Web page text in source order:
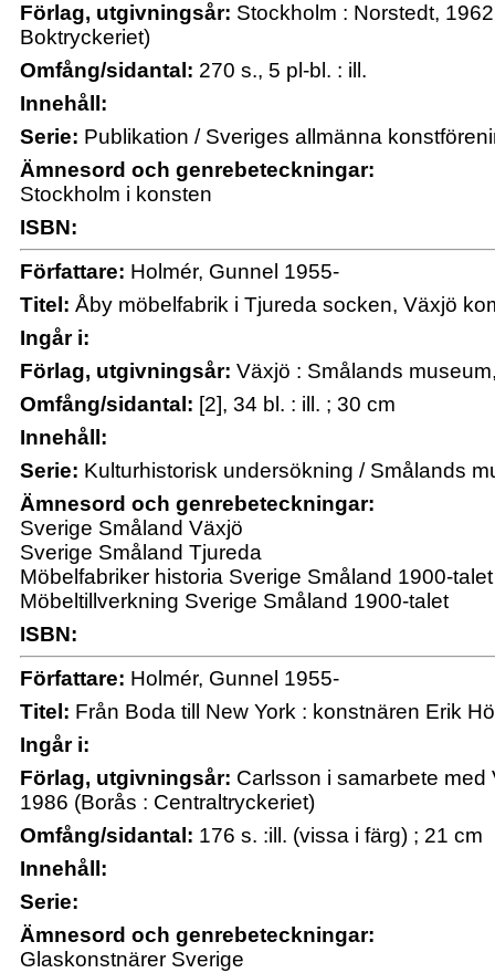
Förlag, utgivningsår: Stockholm : Norstedt,
Boktryckeriet)
Omfång/sidantal: 270 s., 5 pl-bl. : ill.
Innehåll:
Serie: Publikation / Sveriges allmänna
Ämnesord och genrebeteckningar:
Stockholm i konsten
ISBN:
Författare: Holmér, Gunnel 1955-
Titel: Åby möbelfabrik i Tjureda socken, Växjö
Ingår i:
Förlag, utgivningsår: Växjö : Smålands
Omfång/sidantal: [2], 34 bl. : ill. ; 30 cm
Innehåll:
Serie: Kulturhistorisk undersökning / Smålands
Ämnesord och genrebeteckningar:
Sverige Småland Växjö
Sverige Småland Tjureda
Möbelfabriker historia Sverige Småland 1900-talet
Möbeltillverkning Sverige Småland 1900-talet
ISBN:
Författare: Holmér, Gunnel 1955-
Titel: Från Boda till New York : konstnären Erik
Ingår i:
Förlag, utgivningsår: Carlsson i samarbete
1986 (Borås : Centraltryckeriet)
Omfång/sidantal: 176 s. :ill. (vissa i färg) ; 21 cm
Innehåll:
Serie:
Ämnesord och genrebeteckningar:
Glaskonstnärer Sverige